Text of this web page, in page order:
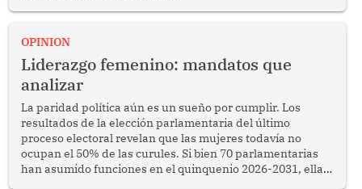
OPINION
Liderazgo femenino: mandatos que
analizar
La paridad política aún es un sueño por cumplir. Los
resultados de la elección parlamentaria del último
proceso electoral revelan que las mujeres todavía no
ocupan el 50% de las curules. Si bien 70 parlamentarias
han asumido funciones en el quinquenio 2026-2031, ellas